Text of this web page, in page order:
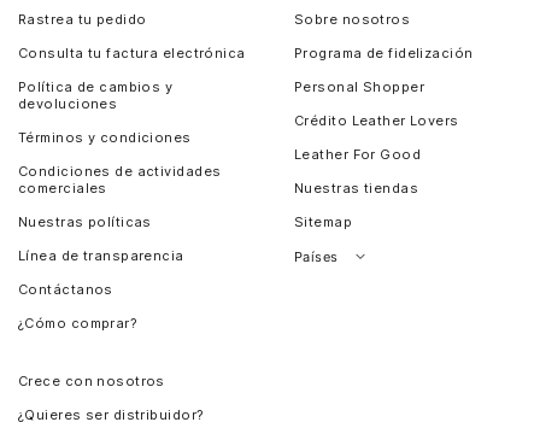
Rastrea tu pedido
Consulta tu factura electrónica
Política de cambios y
devoluciones
Términos y condiciones
Condiciones de actividades
comerciales
Nuestras políticas
Línea de transparencia
Contáctanos
¿Cómo comprar?
Sobre nosotros
Programa de fidelización
Personal Shopper
Crédito Leather Lovers
Leather For Good
Nuestras tiendas
Sitemap
Países
Crece con nosotros
¿Quieres ser distribuidor?